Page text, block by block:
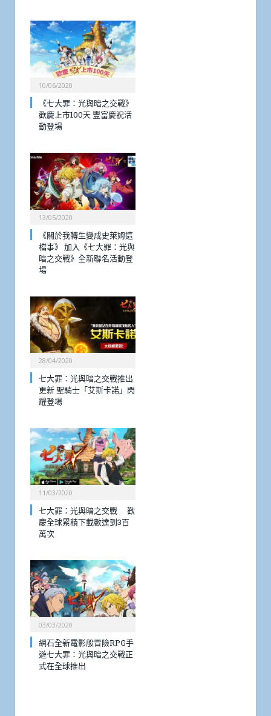
10/06/2020
《七大罪：光與暗之交戰》
歡慶上市100天 豐富慶祝活
動登場
13/05/2020
《關於我轉生變成史萊姆這
檔事》 加入《七大罪：光與
暗之交戰》全新聯名活動登
場
28/04/2020
七大罪：光與暗之交戰推出
更新 聖騎士「艾斯卡諾」閃
耀登場
11/03/2020
七大罪：光與暗之交戰 歡
慶全球累積下載數達到3百
萬次
03/03/2020
網石全新電影般冒險RPG手
遊七大罪：光與暗之交戰正
式在全球推出